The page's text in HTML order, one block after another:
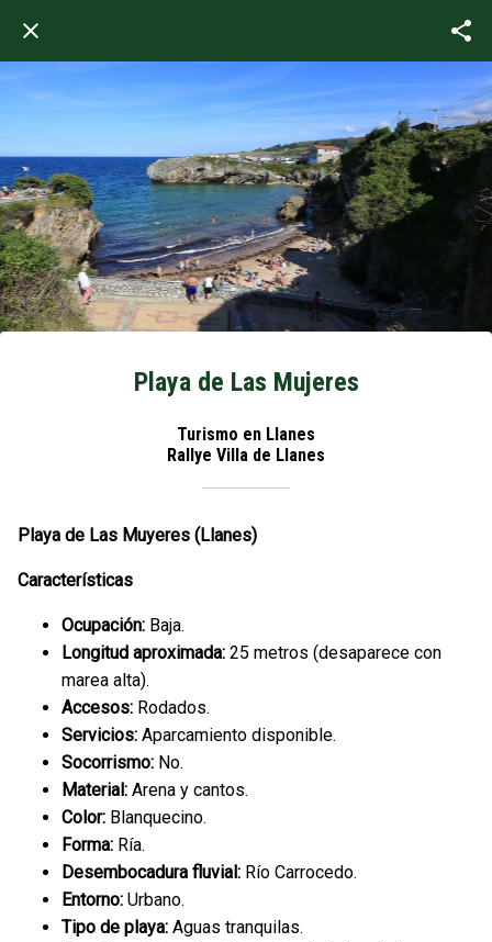
Playa de Las Mujeres
Turismo en Llanes
Rallye Villa de Llanes
Playa de Las Muyeres (Llanes)
Características
Ocupación: Baja.
Longitud aproximada: 25 metros (desaparece con
marea alta).
Accesos: Rodados.
Servicios: Aparcamiento disponible.
Socorrismo: No.
Material: Arena y cantos.
Color: Blanquecino.
Forma: Ría.
Desembocadura fluvial: Río Carrocedo.
Entorno: Urbano.
Tipo de playa: Aguas tranquilas.